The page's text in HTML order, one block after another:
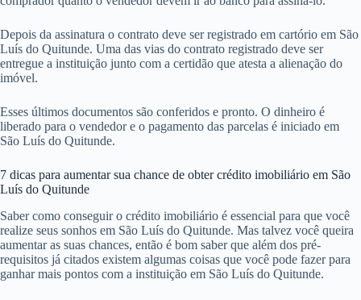
Depois da assinatura o contrato deve ser registrado em cartório em São
Luís do Quitunde. Uma das vias do contrato registrado deve ser
entregue a instituição junto com a certidão que atesta a alienação do
imóvel.
Esses últimos documentos são conferidos e pronto. O dinheiro é
liberado para o vendedor e o pagamento das parcelas é iniciado em
São Luís do Quitunde.
7 dicas para aumentar sua chance de obter crédito imobiliário em São
Luís do Quitunde
Saber como conseguir o crédito imobiliário é essencial para que você
realize seus sonhos em São Luís do Quitunde. Mas talvez você queira
aumentar as suas chances, então é bom saber que além dos pré-
requisitos já citados existem algumas coisas que você pode fazer para
ganhar mais pontos com a instituição em São Luís do Quitunde.